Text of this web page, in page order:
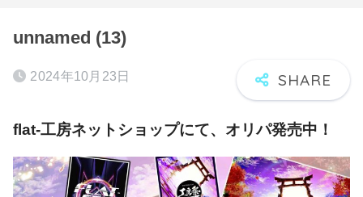
unnamed (13)
2024年10月23日
flat-工房ネットショップにて、オリパ発売中！